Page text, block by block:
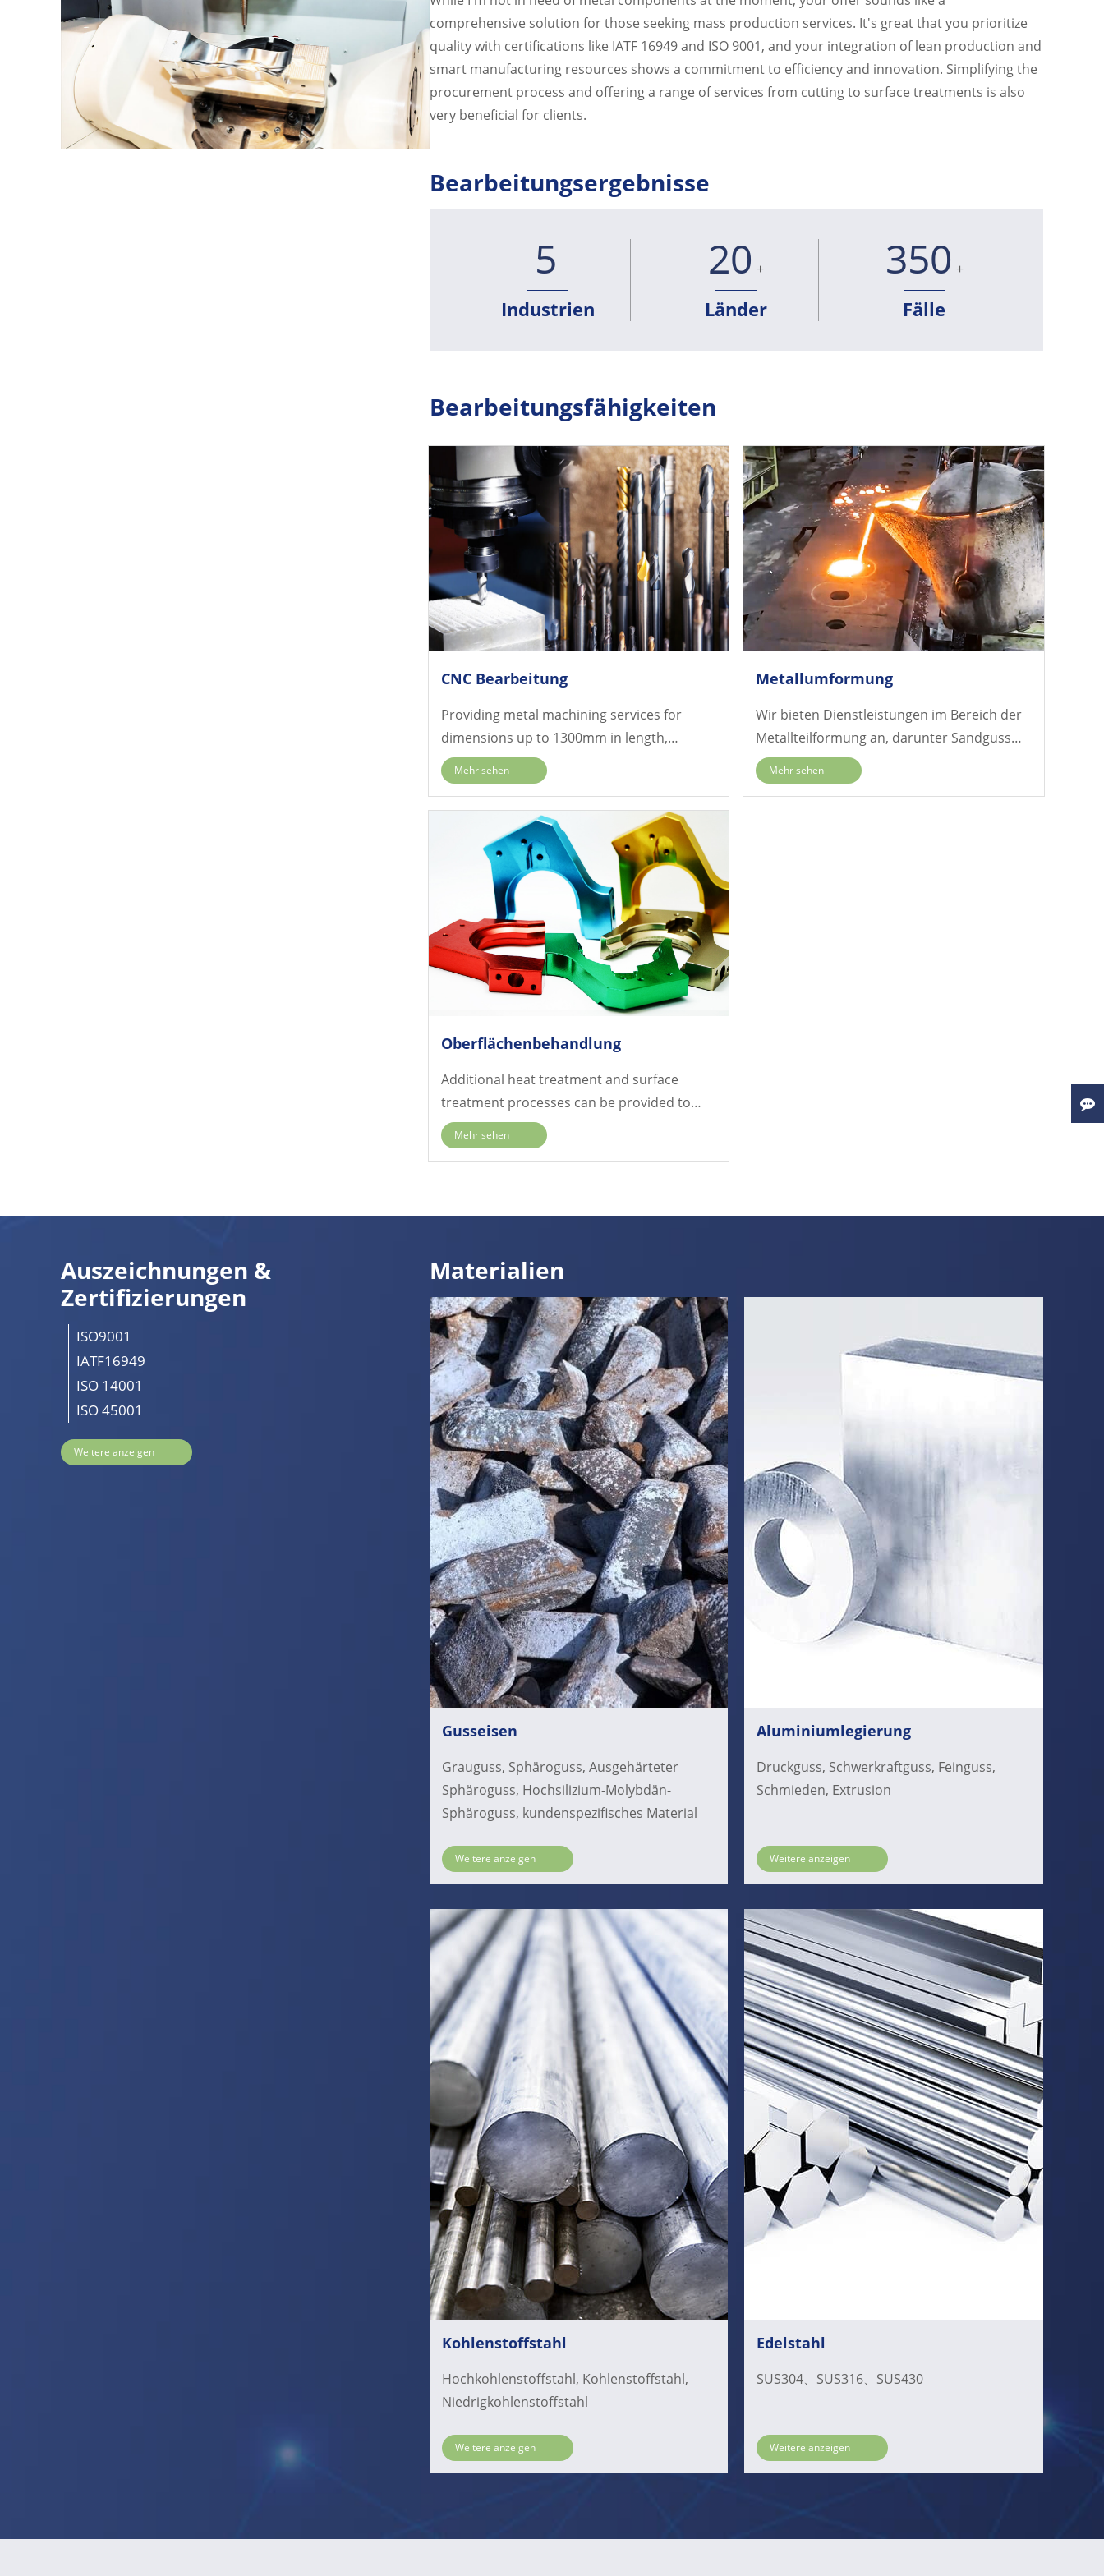
comprehensive solution for those seeking mass production services. It's great that you prioritize
quality with certifications like IATF 16949 and ISO 9001, and your integration of lean production and
smart manufacturing resources shows a commitment to efficiency and innovation. Simplifying the
procurement process and offering a range of services from cutting to surface treatments is also
very beneficial for clients.
Bearbeitungsergebnisse
5
Industrien
20 +
Länder
350 +
Fälle
Bearbeitungsfähigkeiten
CNC Bearbeitung
Providing metal machining services for
dimensions up to 1300mm in length,
900mm in width, and 780mm in diameter.
Mehr sehen
Metallumformung
Wir bieten Dienstleistungen im Bereich der
Metallteilformung an, darunter Sandguss
von Gusseisen, Schwerkraftguss von
Aluminiumlegierungen, Druckguss,
Mehr sehen
Oberflächenbehandlung
Additional heat treatment and surface
treatment processes can be provided to
enhance the performance of metal parts
through surface processing services.
Mehr sehen
Auszeichnungen &
Zertifizierungen
ISO9001
IATF16949
ISO 14001
ISO 45001
Weitere anzeigen
Materialien
Gusseisen
Grauguss, Sphäroguss, Ausgehärteter
Sphäroguss, Hochsilizium-Molybdän-
Sphäroguss, kundenspezifisches Material
Weitere anzeigen
Aluminiumlegierung
Druckguss, Schwerkraftguss, Feinguss,
Schmieden, Extrusion
Weitere anzeigen
Kohlenstoffstahl
Hochkohlenstoffstahl, Kohlenstoffstahl,
Niedrigkohlenstoffstahl
Weitere anzeigen
Edelstahl
SUS304、SUS316、SUS430
Weitere anzeigen
Metallumformung
Oberflächenbehandlung
FÄHIGKEITEN
ÜBER UNS